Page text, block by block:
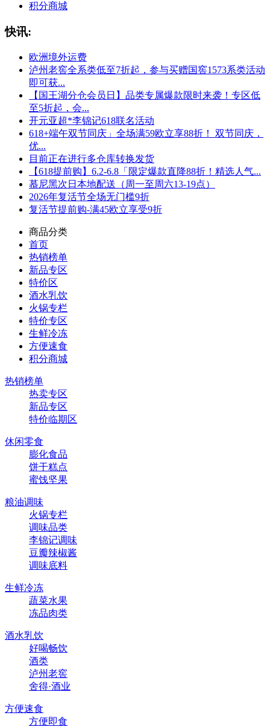
积分商城
快讯:
欧洲境外运费
泸州老窖全系类低至7折起，参与买赠国窖1573系类活动
即可获...
【国王湖分仓会员日】品类专属爆款限时来袭！专区低
至5折起，会...
开元亚超*李锦记618联名活动
618+端午双节同庆」全场满59欧立享88折！ 双节同庆，
优...
目前正在进行多仓库转换发货
【618提前购】6.2-6.8「限定爆款直降88折！精选人气...
慕尼黑次日本地配送（周一至周六13-19点）
2026年复活节全场无门槛9折
复活节提前购-满45欧立享受9折
商品分类
首页
热销榜单
新品专区
特价区
酒水乳饮
火锅专栏
特价专区
生鲜冷冻
方便速食
积分商城
热销榜单
热卖专区
新品专区
特价临期区
休闲零食
膨化食品
饼干糕点
蜜饯坚果
粮油调味
火锅专栏
调味品类
李锦记调味
豆瓣辣椒酱
调味底料
生鲜冷冻
蔬菜水果
冻品肉类
酒水乳饮
好喝畅饮
酒类
泸州老窖
舍得·酒业
方便速食
方便即食